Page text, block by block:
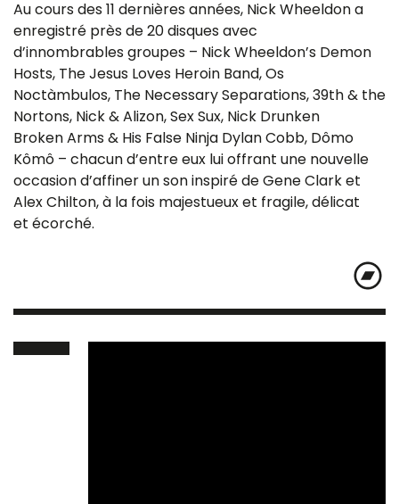
Au cours des 11 dernières années, Nick Wheeldon a
enregistré près de 20 disques avec
d’innombrables groupes – Nick Wheeldon’s Demon
Hosts, The Jesus Loves Heroin Band, Os
Noctàmbulos, The Necessary Separations, 39th & the
Nortons, Nick & Alizon, Sex Sux, Nick Drunken
Broken Arms & His False Ninja Dylan Cobb, Dômo
Kômô – chacun d’entre eux lui offrant une nouvelle
occasion d’affiner un son inspiré de Gene Clark et
Alex Chilton, à la fois majestueux et fragile, délicat
et écorché.